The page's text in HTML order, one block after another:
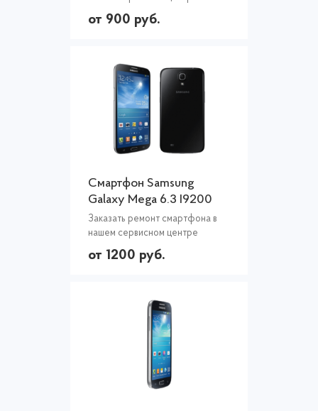
от 900 руб.
Смартфон Samsung
Galaxy Mega 6.3 I9200
Заказать ремонт смартфона в
нашем сервисном центре
от 1200 руб.